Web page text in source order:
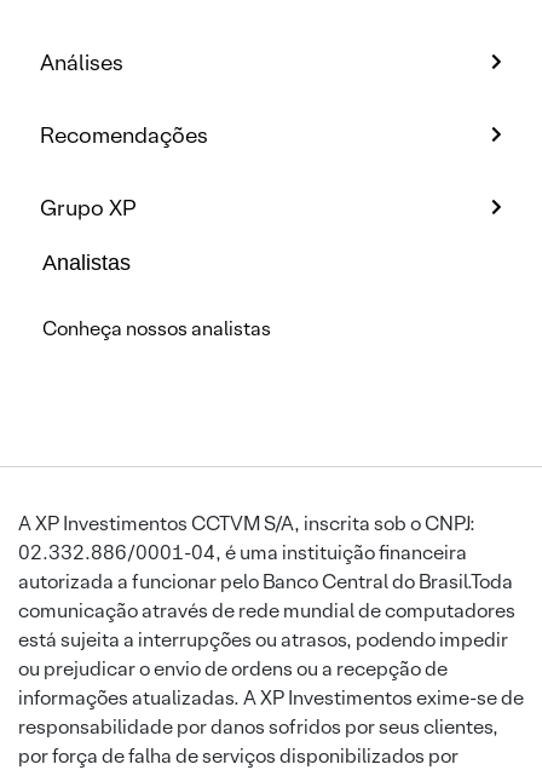
Análises
Recomendações
Grupo XP
Analistas
Conheça nossos analistas
A XP Investimentos CCTVM S/A, inscrita sob o CNPJ:
02.332.886/0001-04, é uma instituição financeira
autorizada a funcionar pelo Banco Central do Brasil.Toda
comunicação através de rede mundial de computadores
está sujeita a interrupções ou atrasos, podendo impedir
ou prejudicar o envio de ordens ou a recepção de
informações atualizadas. A XP Investimentos exime-se de
responsabilidade por danos sofridos por seus clientes,
por força de falha de serviços disponibilizados por